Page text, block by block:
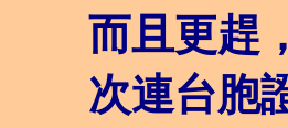
而且更趕
次連台胞